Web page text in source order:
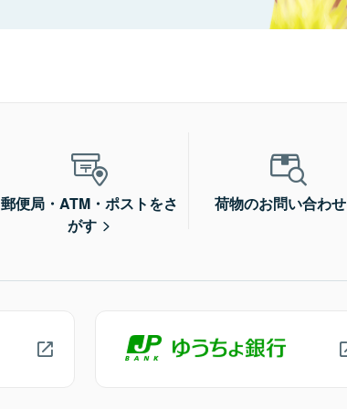
郵便局・ATM・ポストをさ
がす
荷物のお問い合わせ